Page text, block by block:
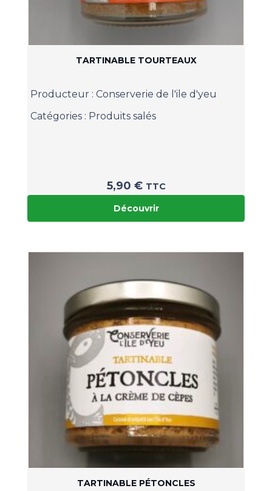
TARTINABLE TOURTEAUX
Producteur : Conserverie de l'ile d'yeu
Catégories : Produits salés
5,90 € TTC
Découvrir
TARTINABLE PÉTONCLES